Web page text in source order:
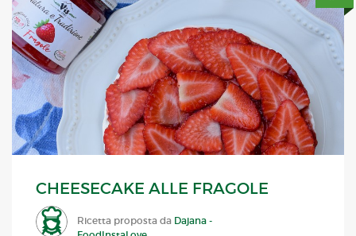
CHEESECAKE ALLE FRAGOLE
Ricetta proposta da Dajana -